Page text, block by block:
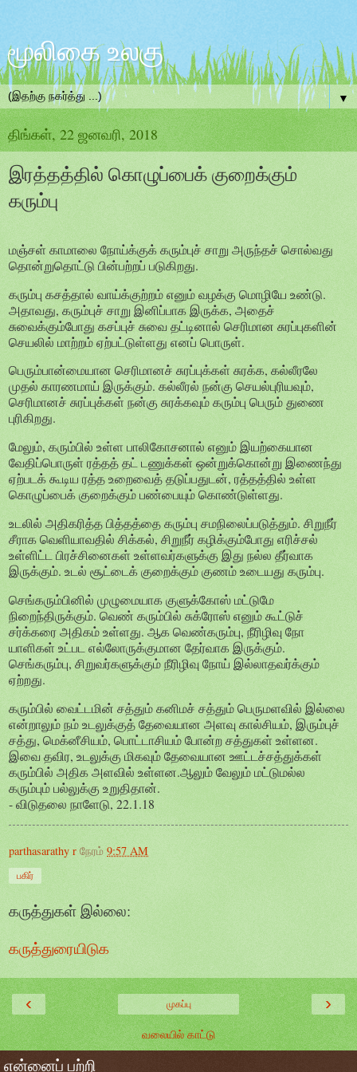
மூலிகை உலகு
▼
திங்கள், 22 ஜனவரி, 2018
இரத்தத்தில் கொழுப்பைக் குறைக்கும்
கரும்பு
மஞ்சள் காமாலை நோய்க்குக் கரும்புச் சாறு அருந்தச் சொல்வது
தொன்றுதொட்டு பின்பற்றப் படுகிறது.
கரும்பு கசத்தால் வாய்க்குற்றம் எனும் வழக்கு மொழியே உண்டு.
அதாவது, கரும்புச் சாறு இனிப்பாக இருக்க, அதைச்
சுவைக்கும்போது கசப்புச் சுவை தட்டினால் செரிமான சுரப்புகளின்
செயலில் மாற்றம் ஏற்பட்டுள்ளது எனப் பொருள்.
பெரும்பான்மையான செரிமானச் சுரப்புக்கள் சுரக்க, கல்லீரலே
முதல் காரணமாய் இருக்கும். கல்லீரல் நன்கு செயல்புரியவும்,
செரிமானச் சுரப்புக்கள் நன்கு சுரக்கவும் கரும்பு பெரும் துணை
புரிகிறது.
மேலும், கரும்பில் உள்ள பாலிகோசனால் எனும் இயற்கையான
வேதிப்பொருள் ரத்தத் தட் டணுக்கள் ஒன்றுக்கொன்று இணைந்து
ஏற்படக் கூடிய ரத்த உறைவைத் தடுப்பதுடன், ரத்தத்தில் உள்ள
கொழுப்பைக் குறைக்கும் பண்பையும் கொண்டுள்ளது.
உடலில் அதிகரித்த பித்தத்தை கரும்பு சமநிலைப்படுத்தும். சிறுநீர்
சீராக வெளியாவதில் சிக்கல், சிறுநீர் கழிக்கும்போது எரிச்சல்
உள்ளிட்ட பிரச்சினைகள் உள்ளவர்களுக்கு இது நல்ல தீர்வாக
இருக்கும். உடல் சூட்டைக் குறைக்கும் குணம் உடையது கரும்பு.
செங்கரும்பினில் முழுமையாக குளுக்கோஸ் மட்டுமே
நிறைந்திருக்கும். வெண் கரும்பில் சுக்ரோஸ் எனும் கூட்டுச்
சர்க்கரை அதிகம் உள்ளது. ஆக வெண்கரும்பு, நீரிழிவு நோ
யாளிகள் உட்பட எல்லோருக்குமான தேர்வாக இருக்கும்.
செங்கரும்பு, சிறுவர்களுக்கும் நீரிழிவு நோய் இல்லாதவர்க்கும்
ஏற்றது.
கரும்பில் வைட்டமின் சத்தும் கனிமச் சத்தும் பெருமளவில் இல்லை
என்றாலும் நம் உடலுக்குத் தேவையான அளவு கால்சியம், இரும்புச்
சத்து, மெக்னீசியம், பொட்டாசியம் போன்ற சத்துகள் உள்ளன.
இவை தவிர, உடலுக்கு மிகவும் தேவையான ஊட்டச்சத்துக்கள்
கரும்பில் அதிக அளவில் உள்ளன.ஆலும் வேலும் மட்டுமல்ல
கரும்பும் பல்லுக்கு உறுதிதான்.
- விடுதலை நாளேடு, 22.1.18
parthasarathy r நேரம் 9:57 AM
பகிர்
கருத்துகள் இல்லை:
கருத்துரையிடுக
‹ ›
முகப்பு
வலையில் காட்டு
என்னைப் பற்றி